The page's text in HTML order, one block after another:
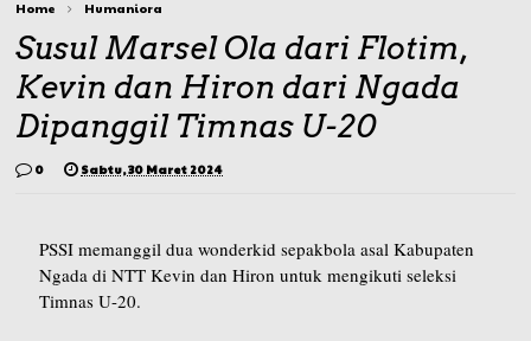
Home Humaniora
Susul Marsel Ola dari Flotim,
Kevin dan Hiron dari Ngada
Dipanggil Timnas U-20
0 Sabtu, 30 Maret 2024
PSSI memanggil dua wonderkid sepakbola asal Kabupaten
Ngada di NTT Kevin dan Hiron untuk mengikuti seleksi
Timnas U-20.